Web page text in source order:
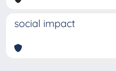
social impact